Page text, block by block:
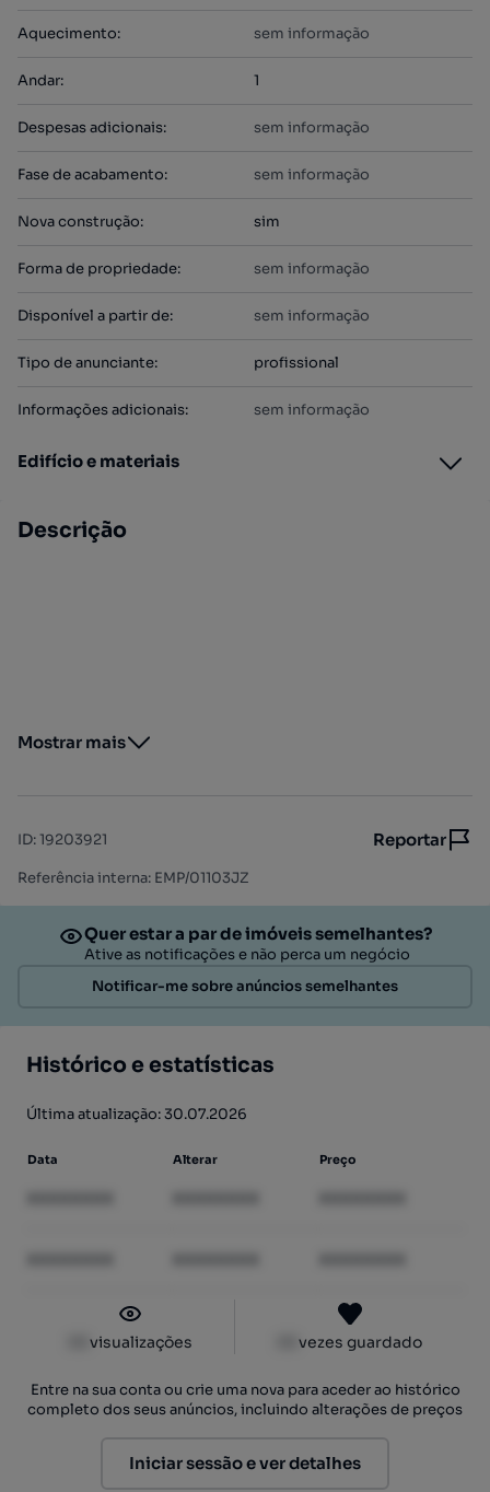
Aquecimento: sem informação
Andar: 1
Despesas adicionais: sem informação
Fase de acabamento: sem informação
Nova construção: sim
Forma de propriedade: sem informação
Disponível a partir de: sem informação
Tipo de anunciante: profissional
Informações adicionais: sem informação
Edifício e materiais
Descrição
Mostrar mais
ID:19203921 Reportar
Referência interna: EMP/01103JZ
Quer estar a par de imóveis semelhantes?
Ative as notificações e não perca um negócio
Notificar-me sobre anúncios semelhantes
Histórico e estatísticas
Última atualização: 30.07.2026
Data Alterar Preço
visualizações vezes guardado
Entre na sua conta ou crie uma nova para aceder ao histórico
completo dos seus anúncios, incluindo alterações de preços
Iniciar sessão e ver detalhes